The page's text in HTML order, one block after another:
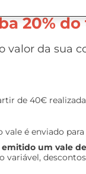
20%
valor da sua
de 40€
é enviado
um vale